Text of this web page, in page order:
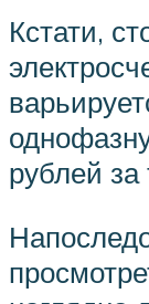
Кстати,
рублей